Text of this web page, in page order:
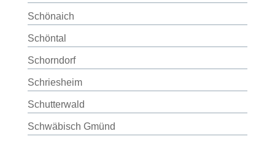
Schönaich
Schöntal
Schorndorf
Schriesheim
Schutterwald
Schwäbisch Gmünd